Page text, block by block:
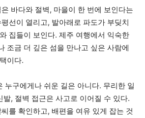
바다와 절벽, 마을이 한 번에 보인다는
선이 열리고, 발아래로 파도가 부딪치
집들이 보인다. 제주 여행에서 익숙한
조금 더 깊은 섬을 만나고 싶은 사람에
이다.
누구에게나 쉬운 길은 아니다. 무리한 일
발, 절벽 접근은 사고로 이어질 수 있다.
를 확인하고, 배편을 여유 있게 잡는 것